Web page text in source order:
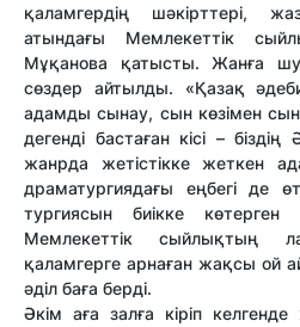
қаламгердің шәкірттері,
атындағы Мемлекеттік
Мұқанова қатысты. Жанға
сөздер айтылды. «Қазақ
адамды сынау, сын көзімен
дегенді бастаған кісі –
жанрда жетістікке жеткен
драма­тургиядағы еңбегі де
тургиясын биікке
Мемлекеттік сыйлықтың
қаламгерге арнаған жақсы ой
әділ баға берді.
Әкім аға залға кіріп келгенде